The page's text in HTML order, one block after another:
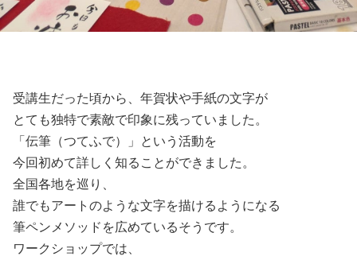
受講生だった頃から、年賀状や手紙の文字が
とても独特で素敵で印象に残っていました。
「伝筆（つてふで）」という活動を
今回初めて詳しく知ることができました。
全国各地を巡り、
誰でもアートのような文字を描けるようになる
筆ペンメソッドを広めているそうです。
ワークショップでは、